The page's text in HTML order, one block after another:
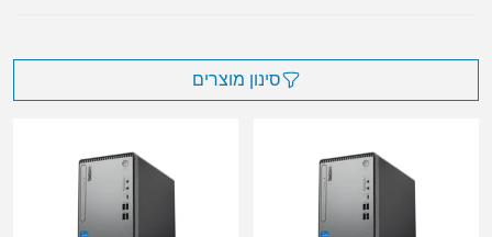
סינון מוצרים